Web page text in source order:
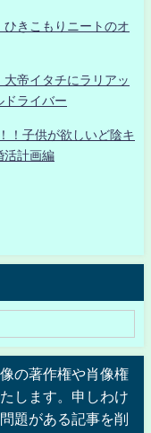
きこもりニートのオ
帝イタチにラリアッ
ドライバー
！子供が欲しいど陰キ
活計画編
の著作権や肖像権
します。申しわけ
題がある記事を削